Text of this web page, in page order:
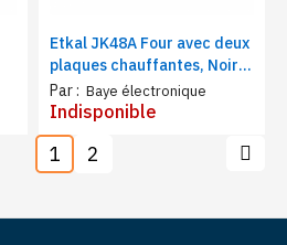
Etkal JK48A Four avec deux
plaques chauffantes, Noir,
48 Litres, 2000W, 60min,
Acier inox
Par : Baye électronique
Indisponible
1 2